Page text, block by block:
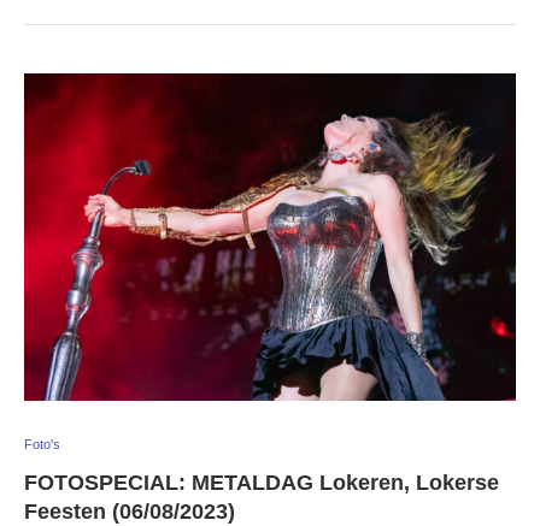
Foto's
FOTOSPECIAL: METALDAG Lokeren, Lokerse
Feesten (06/08/2023)